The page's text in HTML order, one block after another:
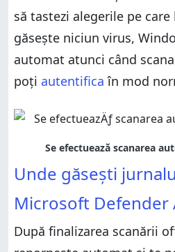
să tastezi alegerile pe care
găsește niciun virus,
automat atunci când
poți autentifica în mod
Unde găsești
Microsoft Defender
După finalizarea scanării